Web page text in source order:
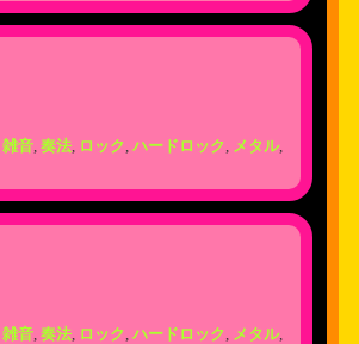
雑音, 奏法, ロック, ハードロック, メタル,
雑音, 奏法, ロック, ハードロック, メタル,